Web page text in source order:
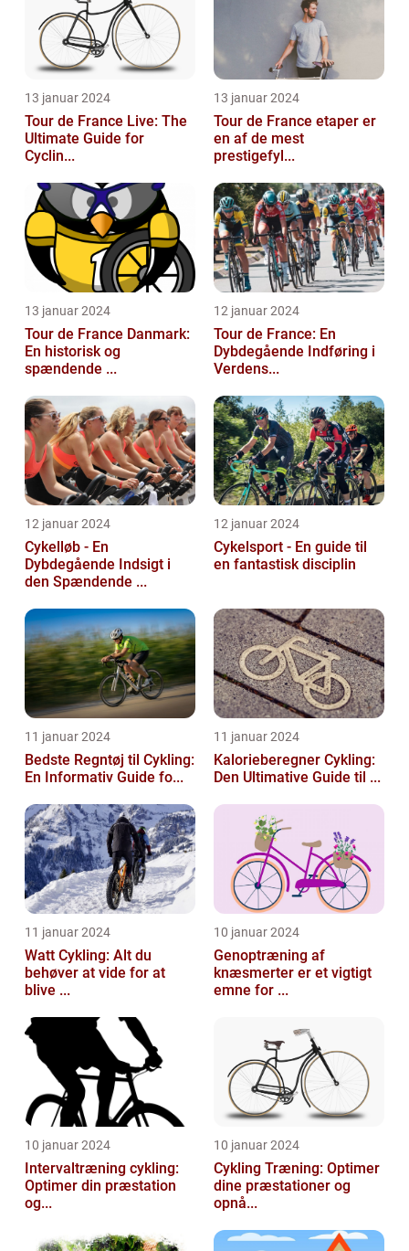
13 januar 2024
Tour de France Live: The
Ultimate Guide for
Cyclin...
13 januar 2024
Tour de France etaper er
en af de mest
prestigefyl...
13 januar 2024
Tour de France Danmark:
En historisk og
spændende ...
12 januar 2024
Tour de France: En
Dybdegående Indføring i
Verdens...
12 januar 2024
Cykelløb - En
Dybdegående Indsigt i
den Spændende ...
12 januar 2024
Cykelsport - En guide til
en fantastisk disciplin
11 januar 2024
Bedste Regntøj til Cykling:
En Informativ Guide fo...
11 januar 2024
Kalorieberegner Cykling:
Den Ultimative Guide til ...
11 januar 2024
Watt Cykling: Alt du
behøver at vide for at
blive ...
10 januar 2024
Genoptræning af
knæsmerter er et vigtigt
emne for ...
10 januar 2024
Intervaltræning cykling:
Optimer din præstation
og...
10 januar 2024
Cykling Træning: Optimer
dine præstationer og
opnå...